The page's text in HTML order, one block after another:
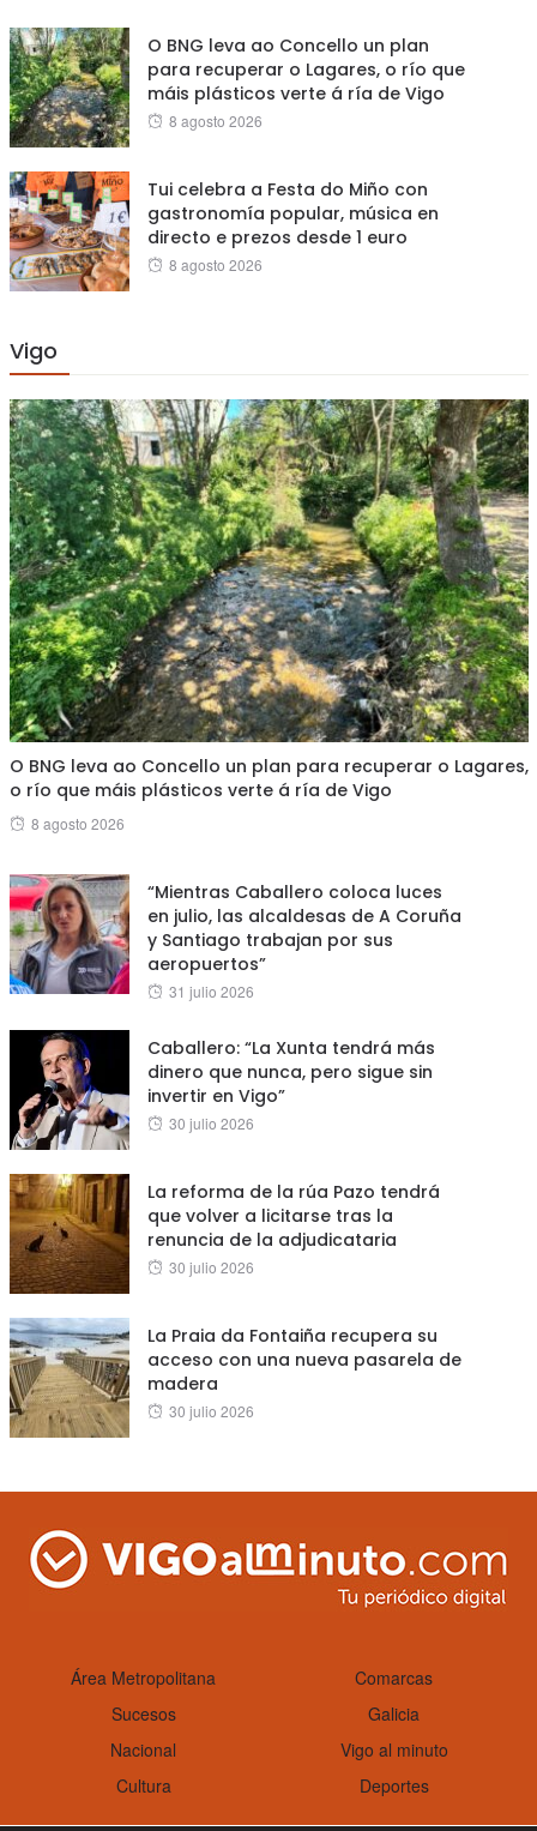
O BNG leva ao Concello un plan
para recuperar o Lagares, o río que
máis plásticos verte á ría de Vigo
Posted
8 agosto 2026
Tui celebra a Festa do Miño con
gastronomía popular, música en
directo e prezos desde 1 euro
Posted
8 agosto 2026
Vigo
O BNG leva ao Concello un plan para recuperar o Lagares,
o río que máis plásticos verte á ría de Vigo
Posted
8 agosto 2026
“Mientras Caballero coloca luces
en julio, las alcaldesas de A Coruña
y Santiago trabajan por sus
aeropuertos”
Posted
31 julio 2026
Caballero: “La Xunta tendrá más
dinero que nunca, pero sigue sin
invertir en Vigo”
Posted
30 julio 2026
La reforma de la rúa Pazo tendrá
que volver a licitarse tras la
renuncia de la adjudicataria
Posted
30 julio 2026
La Praia da Fontaiña recupera su
acceso con una nueva pasarela de
madera
Posted
30 julio 2026
Área Metropolitana
Comarcas
Sucesos
Galicia
Nacional
Vigo al minuto
Cultura
Deportes